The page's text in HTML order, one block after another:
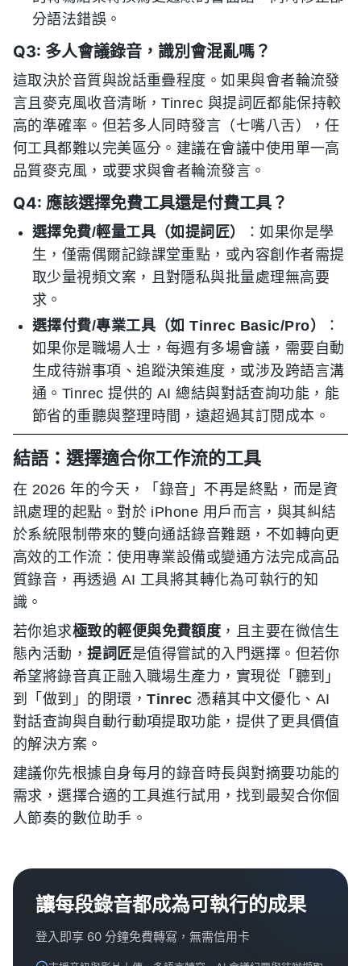
分語法錯誤。
Q3: 多人會議錄音，識別會混亂嗎？
這取決於音質與說話重疊程度。如果與會者輪流發
言且麥克風收音清晰，Tinrec 與提詞匠都能保持較
高的準確率。但若多人同時發言（七嘴八舌），任
何工具都難以完美區分。建議在會議中使用單一高
品質麥克風，或要求與會者輪流發言。
Q4: 應該選擇免費工具還是付費工具？
選擇免費/輕量工具（如提詞匠）
：如果你是學
生，僅需偶爾記錄課堂重點，或內容創作者需提
取少量視頻文案，且對隱私與批量處理無高要
求。
選擇付費/專業工具（如 Tinrec Basic/Pro）
：
如果你是職場人士，每週有多場會議，需要自動
生成待辦事項、追蹤決策進度，或涉及跨語言溝
通。Tinrec 提供的 AI 總結與對話查詢功能，能
節省的重聽與整理時間，遠超過其訂閱成本。
結語：選擇適合你工作流的工具
在 2026 年的今天，「錄音」不再是終點，而是資
訊處理的起點。對於 iPhone 用戶而言，與其糾結
於系統限制帶來的雙向通話錄音難題，不如轉向更
高效的工作流：使用專業設備或變通方法完成高品
質錄音，再透過 AI 工具將其轉化為可執行的知
識。
若你追求極致的輕便與免費額度 ，且主要在微信生
態內活動，提詞匠是值得嘗試的入門選擇。但若你
希望將錄音真正融入職場生產力，實現從「聽到」
到「做到」的閉環，Tinrec 憑藉其中文優化、AI
對話查詢與自動行動項提取功能，提供了更具價值
的解決方案。
建議你先根據自身每月的錄音時長與對摘要功能的
需求，選擇合適的工具進行試用，找到最契合你個
人節奏的數位助手。
讓每段錄音都成為可執行的成果
登入即享 60 分鐘免費轉寫，無需信用卡